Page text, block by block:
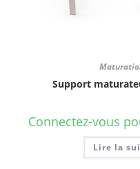
Support
Connectez-vous
Lire la